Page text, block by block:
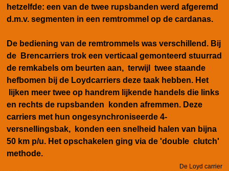
hetzelfde: een van de twee rupsbanden werd afgeremd
d.m.v. segmenten in een remtrommel op de cardanas.
De bediening van de remtrommels was verschillend. Bij
de Brencarriers trok een verticaal gemonteerd stuurrad
de remkabels om beurten aan, terwijl twee staande
hefbomen bij de Loydcarriers deze taak hebben. Het
lijken meer twee op handrem lijkende handels die links
en rechts de rupsbanden konden afremmen. Deze
carriers met hun ongesynchroniseerde 4-
versnellingsbak, konden een snelheid halen van bijna
50 km p/u. Het opschakelen ging via de 'double clutch'
methode.
De Loyd carrier